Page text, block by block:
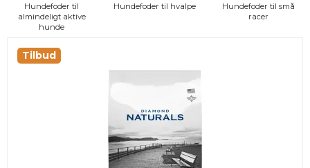
Hundefoder til
almindeligt aktive
hunde
Hundefoder til hvalpe
Hundefoder til små
racer
Tilbud